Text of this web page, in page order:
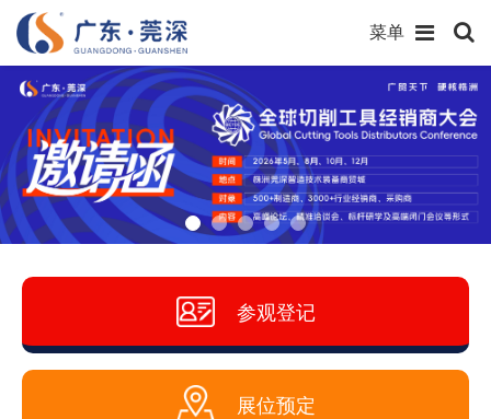
菜单
参观登记
展位预定